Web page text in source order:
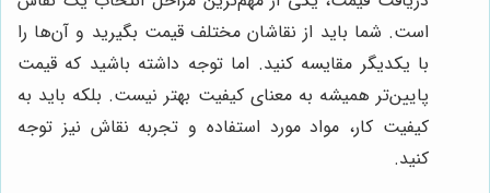
است. شما باید از نقاشان مختلف قیمت بگیرید و آن‌ها را
با یکدیگر مقایسه کنید. اما توجه داشته باشید که قیمت
پایین‌تر همیشه به معنای کیفیت بهتر نیست. بلکه باید به
کیفیت کار، مواد مورد استفاده و تجربه نقاش نیز توجه
کنید.